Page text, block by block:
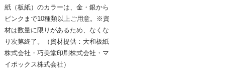
紙（板紙）のカラーは、金・銀から
ピンクまで10種類以上ご用意。※資
材は数量に限りがあるため、なくな
り次第終了。（資材提供：大和板紙
株式会社・巧美堂印刷株式会社・マ
イポックス株式会社）